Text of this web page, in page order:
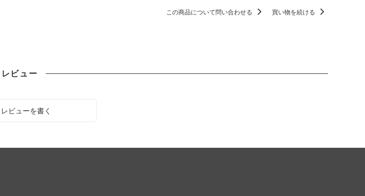
この商品について問い合わせる 買い物を続ける
レビュー
レビューを書く